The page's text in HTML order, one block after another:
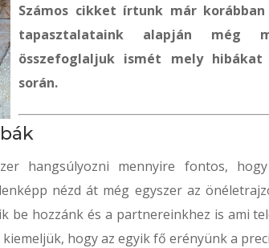
Számos cikket írtunk már
tapasztalataink alapján még
összefoglaljuk ismét mely
során.
hangsúlyozni mennyire fontos,
nézd át még egyszer az
be hozzánk és a partnereinkhez is ami
hogy az egyik fő erényünk a